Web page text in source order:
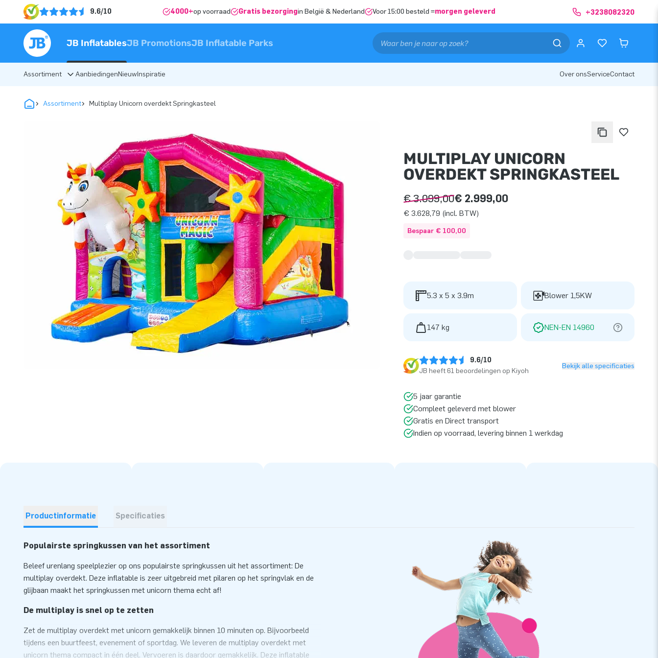
9.6/10 4000+op voorraad Gratis bezorgingin België & Nederland Voor 15:00 besteld =morgen geleverd +3238082320
JB InflatablesJB PromotionsJB Inflatable Parks
Assortiment AanbiedingenNieuwInspiratie Over onsServiceContact
Assortiment Multiplay Unicorn overdekt Springkasteel
MULTIPLAY UNICORN
OVERDEKT SPRINGKASTEEL
€ 3.099,00€ 2.999,00
€ 3.628,79 (incl. BTW)
Bespaar € 100,00
5.3 x 5 x 3.9m Blower 1,5KW
147 kg NEN-EN 14960
9.6/10
JB heeft 61 beoordelingen op Kiyoh
Bekijk alle specificaties
5 jaar garantie
Compleet geleverd met blower
Gratis en Direct transport
Indien op voorraad, levering binnen 1 werkdag
Productinformatie Specificaties
Populairste springkussen van het assortiment
Beleef urenlang speelplezier op ons populairste springkussen uit het assortiment: De
multiplay overdekt. Deze inflatable is zeer uitgebreid met pilaren op het springvlak en de
glijbaan maakt het springkussen met unicorn thema echt af!
De multiplay is snel op te zetten
Zet de multiplay overdekt met unicorn gemakkelijk binnen 10 minuten op. Bijvoorbeeld
tijdens een buurtfeest, evenement of sportdag. We leveren de multiplay overdekt met
unicorn thema compact in één deel. Vervoeren is daardoor gemakkelijk. Deze inflatable